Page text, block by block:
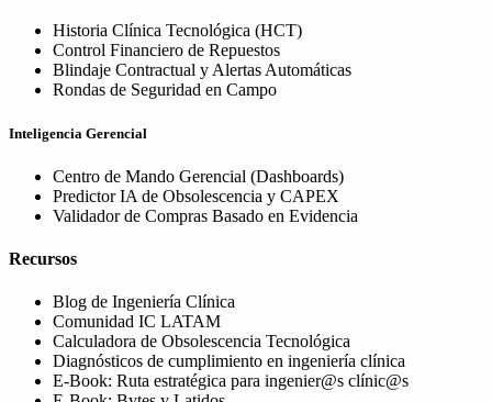
Historia Clínica Tecnológica (HCT)
Control Financiero de Repuestos
Blindaje Contractual y Alertas Automáticas
Rondas de Seguridad en Campo
Inteligencia Gerencial
Centro de Mando Gerencial (Dashboards)
Predictor IA de Obsolescencia y CAPEX
Validador de Compras Basado en Evidencia
Recursos
Blog de Ingeniería Clínica
Comunidad IC LATAM
Calculadora de Obsolescencia Tecnológica
Diagnósticos de cumplimiento en ingeniería clínica
E-Book: Ruta estratégica para ingenier@s clínic@s